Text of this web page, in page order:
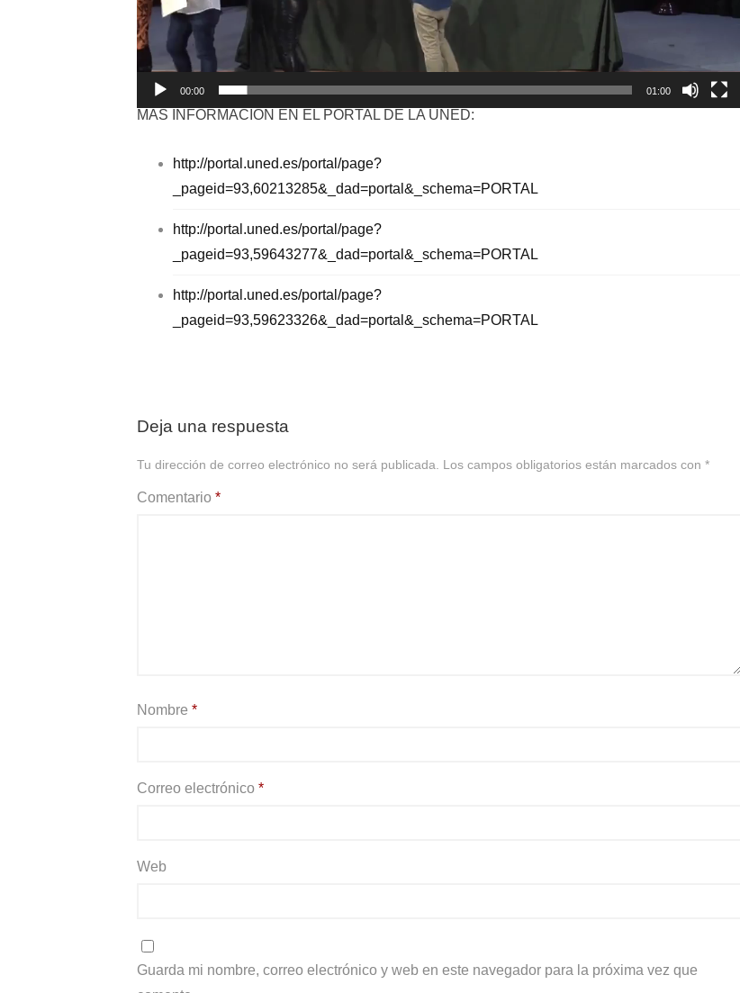
00:00 01:00
MÁS INFORMACIÓN EN EL PORTAL DE LA UNED:
http://portal.uned.es/portal/page?
_pageid=93,60213285&_dad=portal&_schema=PORTAL
http://portal.uned.es/portal/page?
_pageid=93,59643277&_dad=portal&_schema=PORTAL
http://portal.uned.es/portal/page?
_pageid=93,59623326&_dad=portal&_schema=PORTAL
Deja una respuesta
Tu dirección de correo electrónico no será publicada. Los campos obligatorios están marcados con *
Comentario *
Nombre *
Correo electrónico *
Web
Guarda mi nombre, correo electrónico y web en este navegador para la próxima vez que